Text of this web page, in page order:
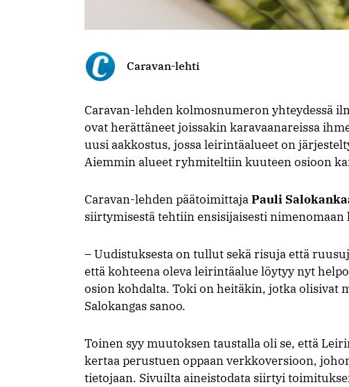
Caravan-lehti
Caravan-lehden kolmosnumeron yhteydessä
ovat herättäneet joissakin karavaanareissa
uusi aakkostus, jossa leirintäalueet on
Aiemmin alueet ryhmiteltiin kuuteen osioon
Caravan-lehden päätoimittajaPauli
siirtymisestä tehtiin ensisijaisesti
– Uudistuksesta on tullut sekä risuja että
että kohteena oleva leirintäalue löytyy nyt
osion kohdalta. Toki on heitäkin, jotka olisivat
Salokangas sanoo.
Toinen syy muutoksen taustalla oli se, että
kertaa perustuen oppaan verkkoversioon,
tietojaan. Sivuilta aineistodata siirtyi